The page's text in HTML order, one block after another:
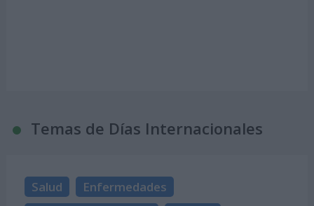
Temas de Días Internacionales
Salud
Enfermedades